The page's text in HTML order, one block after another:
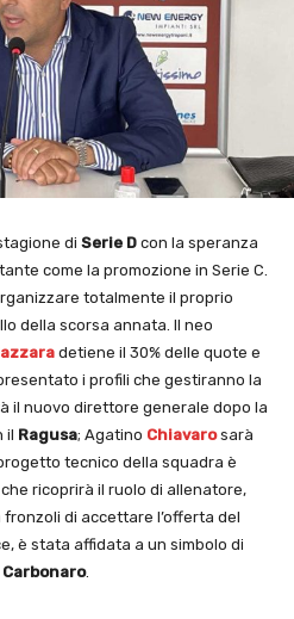
di Serie D con la speranza
come la promozione in Serie C.
totalmente il proprio
della scorsa annata. Il neo
detiene il 30% delle quote e
i profili che gestiranno la
il nuovo direttore generale dopo la
il Ragusa; Agatino Chiavarosarà
tecnico della squadra è
che ricoprirà il ruolo di allenatore,
di accettare l’offerta del
è stata affidata a un simbolo di
Carbonaro.